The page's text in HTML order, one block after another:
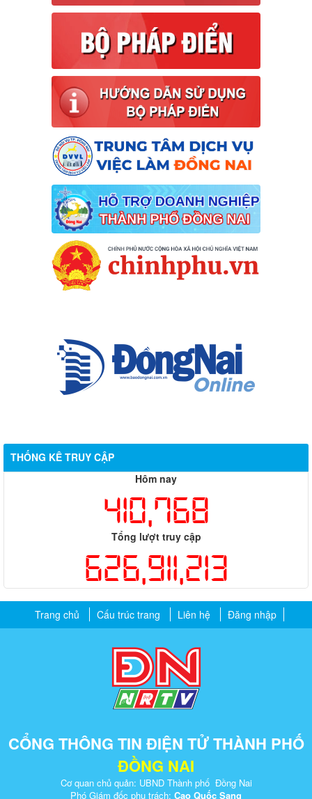
THỐNG KÊ TRUY CẬP
Hôm nay
410,768
Tổng lượt truy cập
626,911,213
Trang chủ Cấu trúc trang Liên hệ Đăng nhập
CỔNG THÔNG TIN ĐIỆN TỬ THÀNH PHỐ
ĐỒNG NAI
Cơ quan chủ quản: UBND Thành phố Đồng Nai
Phó Giám đốc phụ trách: Cao Quốc Sang